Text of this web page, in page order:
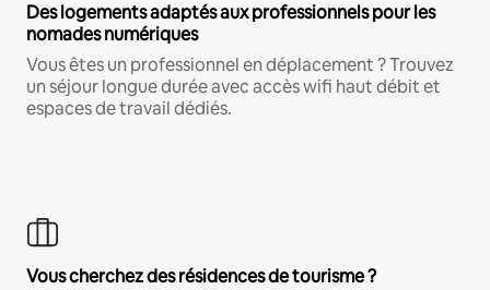
Des logements adaptés aux professionnels pour les
nomades numériques
Vous êtes un professionnel en déplacement ? Trouvez
un séjour longue durée avec accès wifi haut débit et
espaces de travail dédiés.
Vous cherchez des résidences de tourisme ?